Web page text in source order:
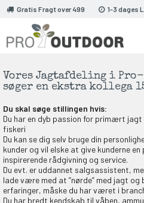
Gratis Fragt over 499 1-3 dages
Vores Jagtafdeling i
søger en ekstra kollega
Du skal søge stillingen hvis:
Du har en dyb passion for primært
fiskeri
Du kan se dig selv bruge din
kunder og vil elske at give kunderne
inspirerende rådgivning og service.
Du evt. er uddannet salgsassistent,
lade være med at ”nørde” med jagt
erfaringer, måske du har været i
Du har bredt kendskab til våben,